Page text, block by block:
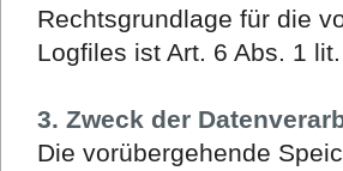
Rechtsgrundlage für die
Logfiles ist Art. 6 Abs. 1
3. Zweck der
Die vorübergehende